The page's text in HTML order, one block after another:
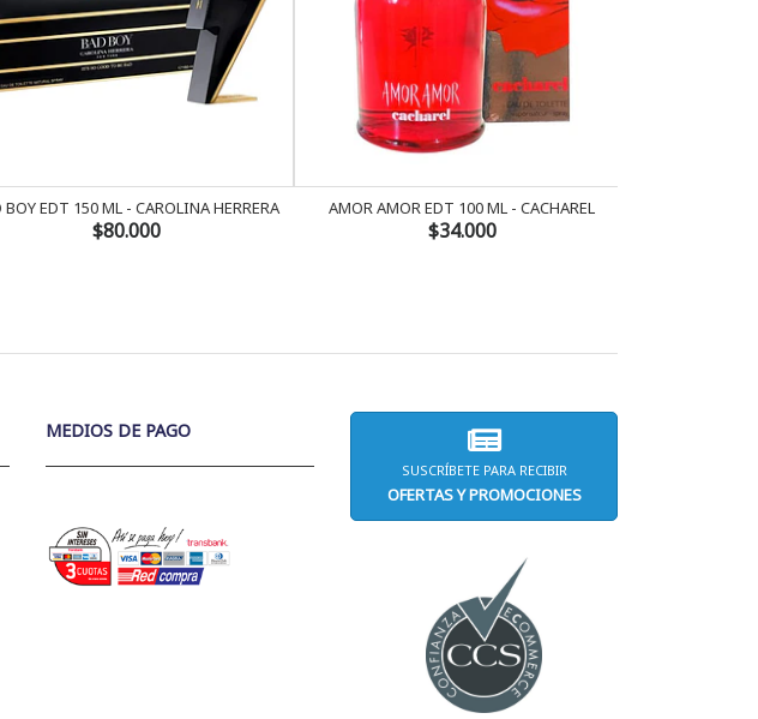
BOY EDT 150 ML - CAROLINA HERRERA
$80.000
AMOR AMOR EDT 100 ML - CACHAREL
$34.000
MEDIOS DE PAGO
SUSCRÍBETE PARA RECIBIR
OFERTAS Y PROMOCIONES